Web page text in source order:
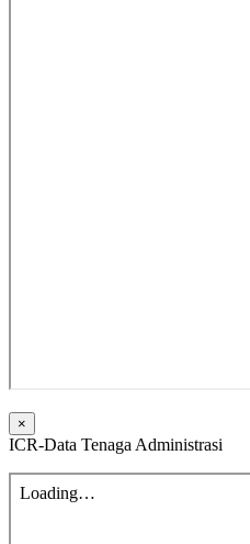
×
ICR-Data Tenaga Administrasi